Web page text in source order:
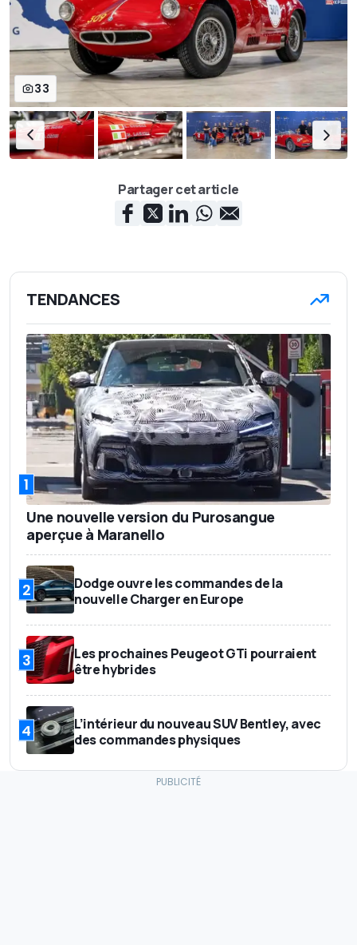
33
Partager cet article
TENDANCES
1
Une nouvelle version du Purosangue
aperçue à Maranello
2
Dodge ouvre les commandes de la
nouvelle Charger en Europe
3
Les prochaines Peugeot GTi pourraient
être hybrides
4
L’intérieur du nouveau SUV Bentley, avec
des commandes physiques